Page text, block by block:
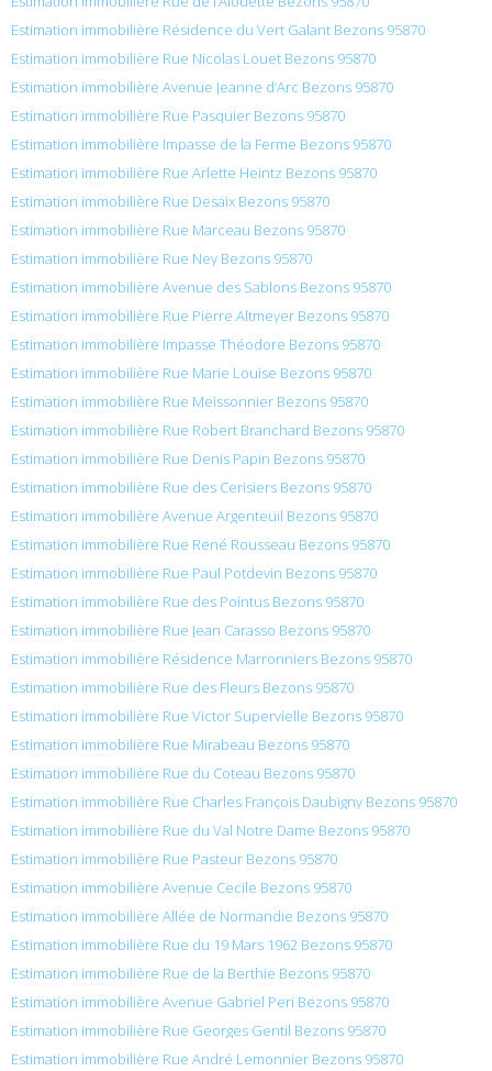
Estimation immobilière Résidence du Vert Galant Bezons 95870
Estimation immobilière Rue Nicolas Louet Bezons 95870
Estimation immobilière Avenue Jeanne d’Arc Bezons 95870
Estimation immobilière Rue Pasquier Bezons 95870
Estimation immobilière Impasse de la Ferme Bezons 95870
Estimation immobilière Rue Arlette Heintz Bezons 95870
Estimation immobilière Rue Desaix Bezons 95870
Estimation immobilière Rue Marceau Bezons 95870
Estimation immobilière Rue Ney Bezons 95870
Estimation immobilière Avenue des Sablons Bezons 95870
Estimation immobilière Rue Pierre Altmeyer Bezons 95870
Estimation immobilière Impasse Théodore Bezons 95870
Estimation immobilière Rue Marie Louise Bezons 95870
Estimation immobilière Rue Meissonnier Bezons 95870
Estimation immobilière Rue Robert Branchard Bezons 95870
Estimation immobilière Rue Denis Papin Bezons 95870
Estimation immobilière Rue des Cerisiers Bezons 95870
Estimation immobilière Avenue Argenteuil Bezons 95870
Estimation immobilière Rue René Rousseau Bezons 95870
Estimation immobilière Rue Paul Potdevin Bezons 95870
Estimation immobilière Rue des Pointus Bezons 95870
Estimation immobilière Rue Jean Carasso Bezons 95870
Estimation immobilière Résidence Marronniers Bezons 95870
Estimation immobilière Rue des Fleurs Bezons 95870
Estimation immobilière Rue Victor Supervielle Bezons 95870
Estimation immobilière Rue Mirabeau Bezons 95870
Estimation immobilière Rue du Coteau Bezons 95870
Estimation immobilière Rue Charles François Daubigny Bezons 95870
Estimation immobilière Rue du Val Notre Dame Bezons 95870
Estimation immobilière Rue Pasteur Bezons 95870
Estimation immobilière Avenue Cecile Bezons 95870
Estimation immobilière Allée de Normandie Bezons 95870
Estimation immobilière Rue du 19 Mars 1962 Bezons 95870
Estimation immobilière Rue de la Berthie Bezons 95870
Estimation immobilière Avenue Gabriel Peri Bezons 95870
Estimation immobilière Rue Georges Gentil Bezons 95870
Estimation immobilière Rue André Lemonnier Bezons 95870